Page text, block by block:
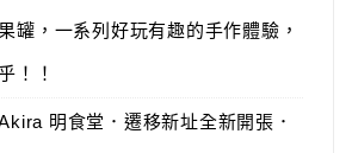
罐，一系列好玩有趣的手作體驗，
！！
明食堂．遷移新址全新開張．